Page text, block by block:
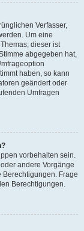
Verfasser,
Um eine
dieser ist
abgegeben hat,
haben, so kann
geändert oder
Umfragen
vorbehalten sein.
andere Vorgänge
Frage
Berechtigungen.